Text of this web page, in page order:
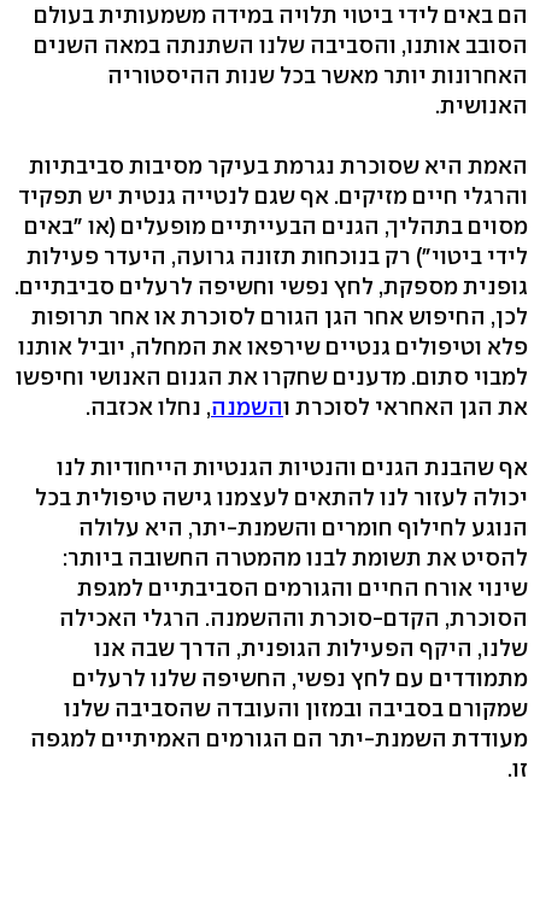
הם באים לידי ביטוי תלויה במידה משמעותית בעולם
הסובב אותנו, והסביבה שלנו השתנתה במאה השנים
האחרונות יותר מאשר בכל שנות ההיסטוריה
האנושית.
האמת היא שסוכרת נגרמת בעיקר מסיבות סביבתיות
והרגלי חיים מזיקים. אף שגם לנטייה גנטית יש תפקיד
מסוים בתהליך, הגנים הבעייתיים מופעלים (או "באים
לידי ביטוי") רק בנוכחות תזונה גרועה, היעדר פעילות
גופנית מספקת, לחץ נפשי וחשיפה לרעלים סביבתיים.
לכן, החיפוש אחר הגן הגורם לסוכרת או אחר תרופות
פלא וטיפולים גנטיים שירפאו את המחלה, יוביל אותנו
למבוי סתום. מדענים שחקרו את הגנום האנושי וחיפשו
את הגן האחראי לסוכרת והשמנה, נחלו אכזבה.
אף שהבנת הגנים והנטיות הגנטיות הייחודיות לנו
יכולה לעזור לנו להתאים לעצמנו גישה טיפולית בכל
הנוגע לחילוף חומרים והשמנת-יתר, היא עלולה
להסיט את תשומת לבנו מהמטרה החשובה ביותר:
שינוי אורח החיים והגורמים הסביבתיים למגפת
הסוכרת, הקדם-סוכרת וההשמנה. הרגלי האכילה
שלנו, היקף הפעילות הגופנית, הדרך שבה אנו
מתמודדים עם לחץ נפשי, החשיפה שלנו לרעלים
שמקורם בסביבה ובמזון והעובדה שהסביבה שלנו
מעודדת השמנת-יתר הם הגורמים האמיתיים למגפה
זו.